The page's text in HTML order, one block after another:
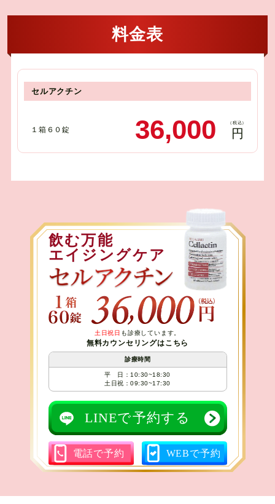
料金表
セルアクチン
１箱６０錠 36,000 （税込）
円
飲む万能
エイジングケア
土日祝日 も診療しています。
無料カウンセリングはこちら
診療時間
平 日：10:30~18:30
土日祝：09:30~17:30
LINEで予約する
電話で予約 WEBで予約